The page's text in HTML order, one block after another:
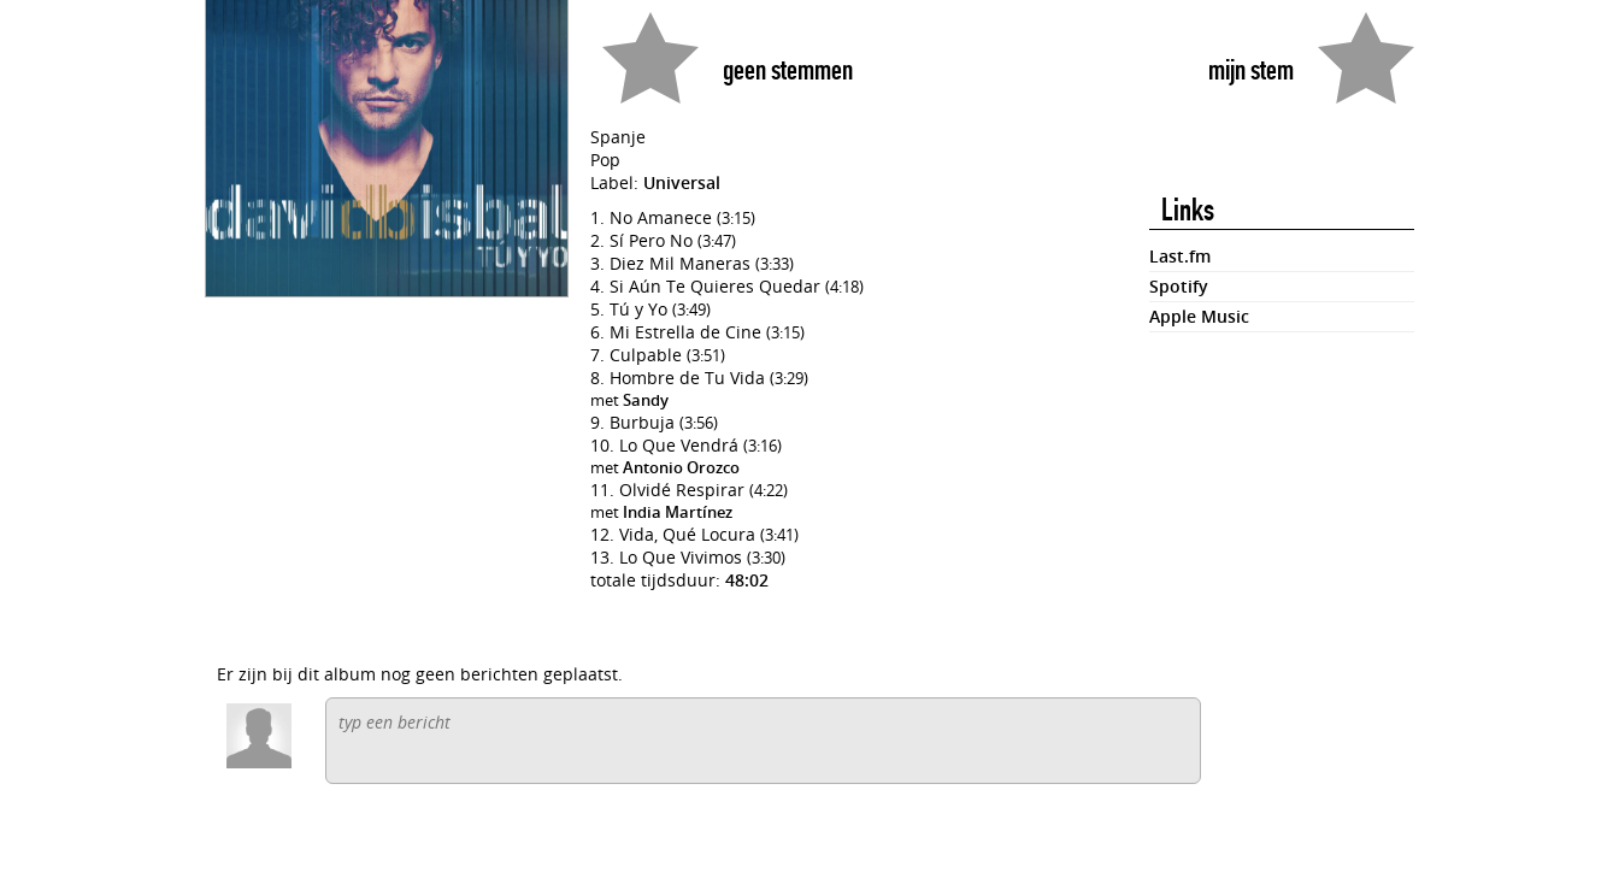
mijn stem
geen stemmen
Spanje
Pop
Label: Universal
No Amanece (3:15)
Sí Pero No (3:47)
Diez Mil Maneras (3:33)
Si Aún Te Quieres Quedar (4:18)
Tú y Yo (3:49)
Mi Estrella de Cine (3:15)
Culpable (3:51)
Hombre de Tu Vida (3:29)
metSandy
Burbuja (3:56)
Lo Que Vendrá (3:16)
metAntonio Orozco
Olvidé Respirar (4:22)
met India Martínez
Vida, Qué Locura (3:41)
Lo Que Vivimos (3:30)
totale tijdsduur: 48:02
Links
Last.fm
Spotify
Apple Music
Er zijn bij dit album nog geen berichten geplaatst.